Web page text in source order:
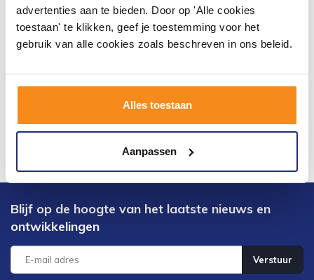
advertenties aan te bieden. Door op 'Alle cookies
toestaan' te klikken, geef je toestemming voor het
gebruik van alle cookies zoals beschreven in ons beleid.
Alles toestaan
Aanpassen
Blijf op de hoogte van het laatste nieuws en
ontwikkelingen
Verstuur